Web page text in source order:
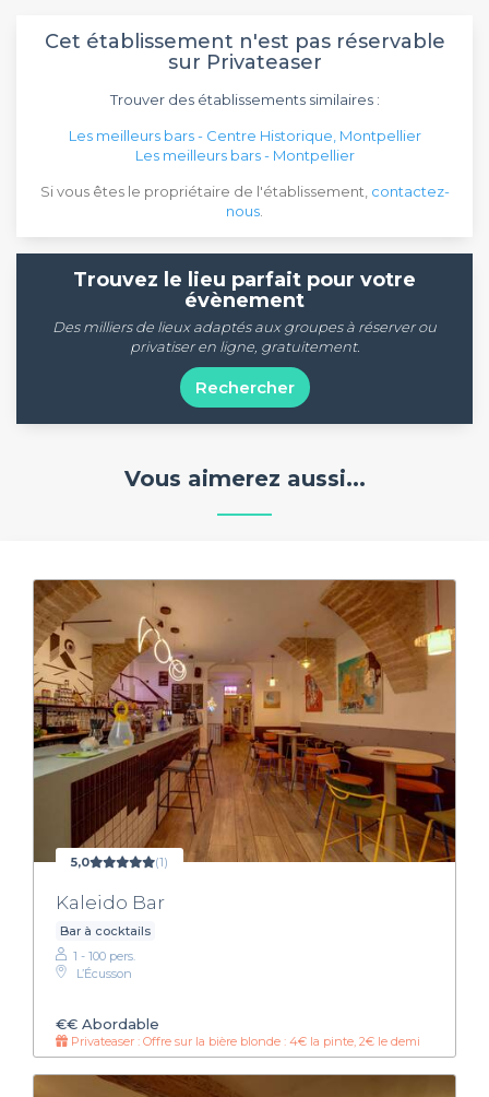
Cet établissement n'est pas réservable
sur Privateaser
Trouver des établissements similaires :
Les meilleurs bars - Centre Historique, Montpellier
Les meilleurs bars - Montpellier
Si vous êtes le propriétaire de l'établissement, contactez-
nous
Trouvez le lieu parfait pour votre
évènement
Des milliers de lieux adaptés aux groupes à réserver ou
privatiser en ligne, gratuitement.
Rechercher
Vous aimerez aussi...
5,0 (1)
Kaleido Bar
Bar à cocktails
1 - 100 pers.
L’Écusson
€€ Abordable
Privateaser : Offre sur la bière blonde : 4€ la pinte, 2€ le demi